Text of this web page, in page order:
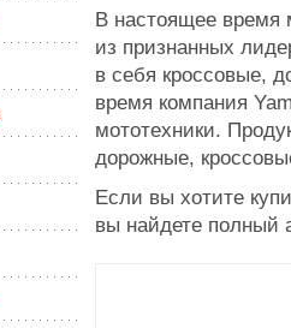
В настоящее время
из признанных
в себя кроссовые,
время компания
мототехники.
дорожные,
Если вы хотите
вы найдете полный